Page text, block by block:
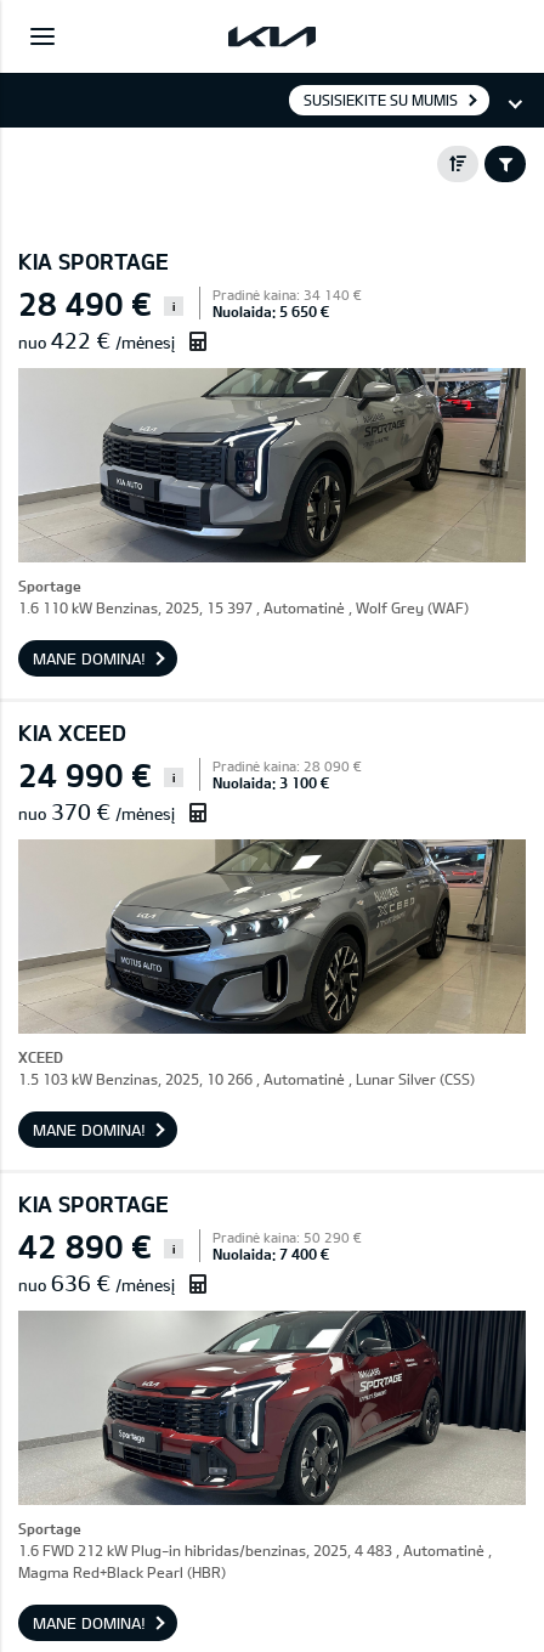
SUSISIEKITE SU MUMIS
KIA SPORTAGE
28 490 € i
Pradinė kaina: 34 140 €
Nuolaida: 5 650 €
nuo 422 € /mėnesį
Sportage
1.6 110 kW Benzinas, 2025, 15 397 , Automatinė , Wolf Grey (WAF)
MANE DOMINA!
KIA XCEED
24 990 € i
Pradinė kaina: 28 090 €
Nuolaida: 3 100 €
nuo 370 € /mėnesį
XCEED
1.5 103 kW Benzinas, 2025, 10 266 , Automatinė , Lunar Silver (CSS)
MANE DOMINA!
KIA SPORTAGE
42 890 € i
Pradinė kaina: 50 290 €
Nuolaida: 7 400 €
nuo 636 € /mėnesį
Sportage
1.6 FWD 212 kW Plug-in hibridas/benzinas, 2025, 4 483 , Automatinė ,
Magma Red+Black Pearl (HBR)
MANE DOMINA!